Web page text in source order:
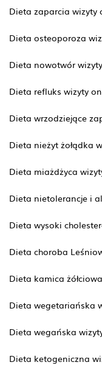
Dieta zaparcia wizyty
Dieta osteoporoza
Dieta nowotwór
Dieta refluks wizyty
Dieta wrzodziejące
Dieta nieżyt żołądka
Dieta miażdżyca
Dieta nietolerancje i
Dieta wysoki
Dieta choroba
Dieta kamica
Dieta wegetariańska
Dieta wegańska
Dieta ketogeniczna